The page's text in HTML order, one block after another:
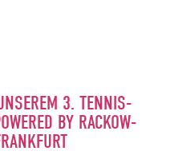
3. TENNIS-
BY RACKOW-